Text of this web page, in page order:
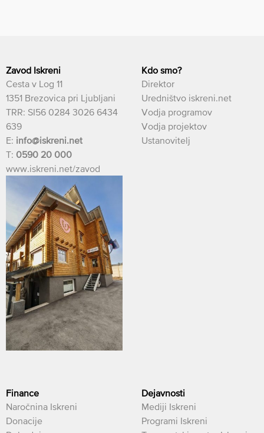
Zavod Iskreni
Cesta v Log 11
1351 Brezovica pri Ljubljani
TRR: SI56 0284 3026 6434
639
E: info@iskreni.net
T: 0590 20 000
www.iskreni.net/zavod
Kdo smo?
Direktor
Uredništvo iskreni.net
Vodja programov
Vodja projektov
Ustanovitelj
Finance
Naročnina Iskreni
Donacije
Dejavnosti
Mediji Iskreni
Programi Iskreni